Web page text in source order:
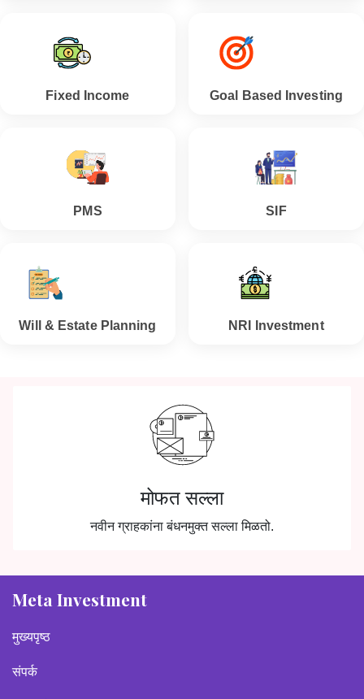
Fixed Income Goal Based Investing
PMS SIF
Will & Estate Planning NRI Investment
मोफत सल्ला
नवीन ग्राहकांना बंधनमुक्त सल्ला मिळतो.
Meta Investment
मुख्यपृष्ठ
संपर्क